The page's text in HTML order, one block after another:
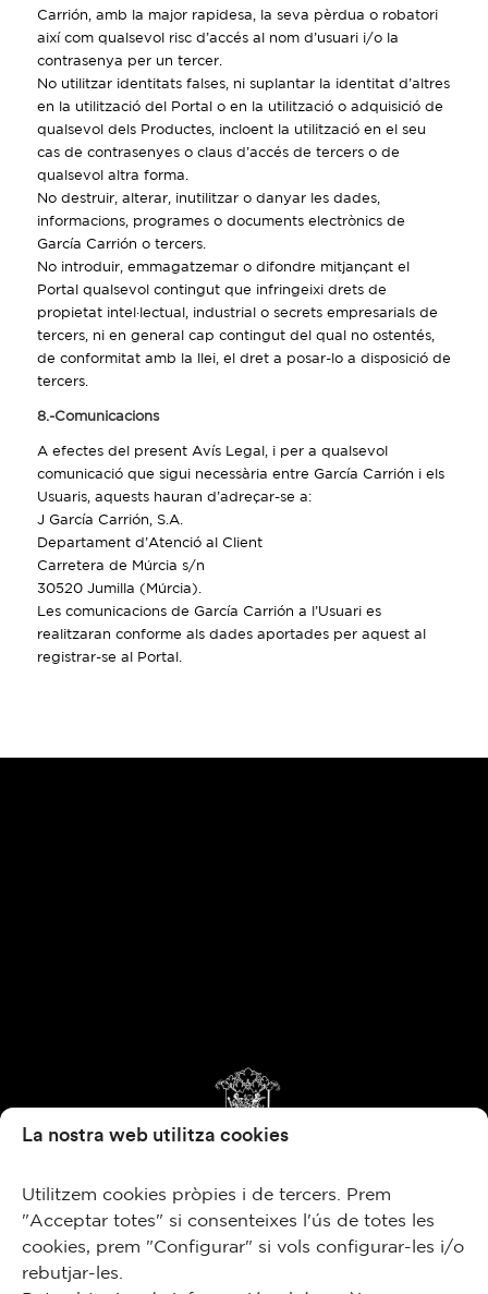
La nostra web utilitza cookies
Utilitzem cookies pròpies i de tercers. Prem
"Acceptar totes" si consenteixes l'ús de totes les
cookies, prem "Configurar" si vols configurar-les i/o
rebutjar-les.
Carrión, amb la major rapidesa, la seva pèrdua o robatori
així com qualsevol risc d’accés al nom d’usuari i/o la
contrasenya per un tercer.
No utilitzar identitats falses, ni suplantar la identitat d’altres
en la utilització del Portal o en la utilització o adquisició de
qualsevol dels Productes, incloent la utilització en el seu
cas de contrasenyes o claus d’accés de tercers o de
qualsevol altra forma.
No destruir, alterar, inutilitzar o danyar les dades,
informacions, programes o documents electrònics de
García Carrión o tercers.
No introduir, emmagatzemar o difondre mitjançant el
Portal qualsevol contingut que infringeixi drets de
propietat intel·lectual, industrial o secrets empresarials de
tercers, ni en general cap contingut del qual no ostentés,
de conformitat amb la llei, el dret a posar-lo a disposició de
tercers.
8.-Comunicacions
A efectes del present Avís Legal, i per a qualsevol
comunicació que sigui necessària entre García Carrión i els
Usuaris, aquests hauran d’adreçar-se a:
J García Carrión, S.A.
Departament d’Atenció al Client
Carretera de Múrcia s/n
30520 Jumilla (Múrcia).
Les comunicacions de García Carrión a l’Usuari es
realitzaran conforme als dades aportades per aquest al
registrar-se al Portal.